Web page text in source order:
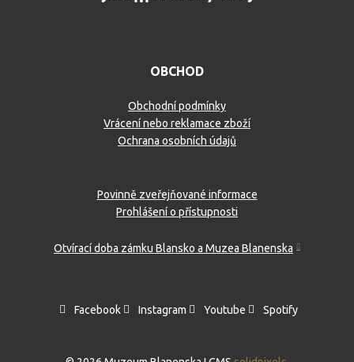
OBCHOD
Obchodní podmínky
Vrácení nebo reklamace zboží
Ochrana osobních údajů
Povinně zveřejňované informace
Prohlášení o přístupnosti
Otvírací doba zámku Blansko a Muzea Blanenska
Facebook Instagram Youtube Spotify